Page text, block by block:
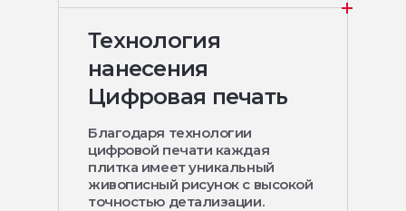
Технология
нанесения
Цифровая печать
Благодаря технологии
цифровой печати каждая
плитка имеет уникальный
живописный рисунок с высокой
точностью детализации.